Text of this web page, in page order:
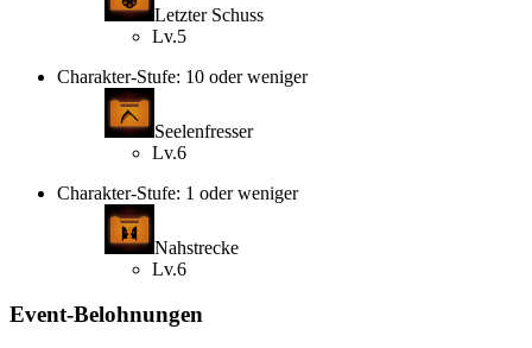
Letzter Schuss
Lv.5
Charakter-Stufe: 10 oder weniger
Seelenfresser
Lv.6
Charakter-Stufe: 1 oder weniger
Nahstrecke
Lv.6
Event-Belohnungen